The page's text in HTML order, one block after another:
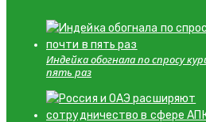
Индейка обогнала по спросу
пять раз